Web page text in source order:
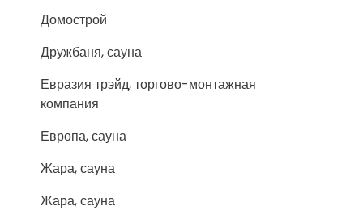
Домострой
Дружбаня, сауна
Евразия трэйд, торгово-монтажная
компания
Европа, сауна
Жара, сауна
Жара, сауна